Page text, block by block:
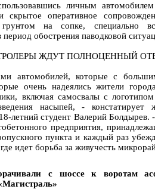
личным
скрытое оперативное
грунтом на сопке, специально
период обострения паводковой
ЖДУТ ПОЛНОЦЕННЫЙ
автомобилей, которые с
очень надеялись жители
включая самосвалы с
насыпей, -
летний студент Валерий Болдырев.
предприятия,
пункта и каждый раз
идет борьба за живучесть
с шоссе к воротам